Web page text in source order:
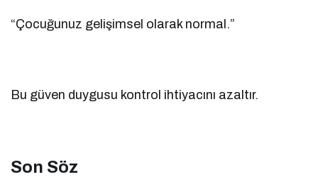
“Çocuğunuz gelişimsel olarak normal.”
Bu güven duygusu kontrol ihtiyacını azaltır.
Son Söz